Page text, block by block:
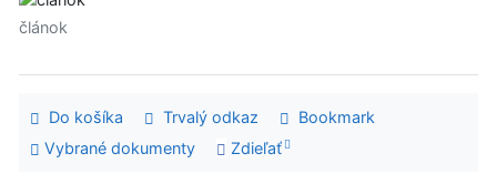
článok
Do košíka Trvalý odkaz
Bookmark
Vybrané dokumenty
Zdieľať